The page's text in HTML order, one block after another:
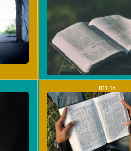
BÍBLIA